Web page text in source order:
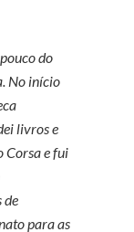
do
No início
livros e
Corsa e fui
de
para as